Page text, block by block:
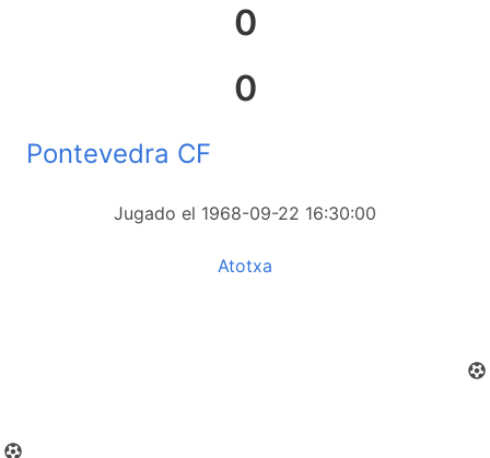
0
0
Pontevedra CF
Jugado el 1968-09-22 16:30:00
Atotxa